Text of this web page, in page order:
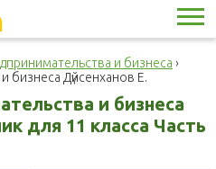
и бизнеса ›
бизнеса Дүйсенханов Е.
и бизнеса
для 11 класса Часть